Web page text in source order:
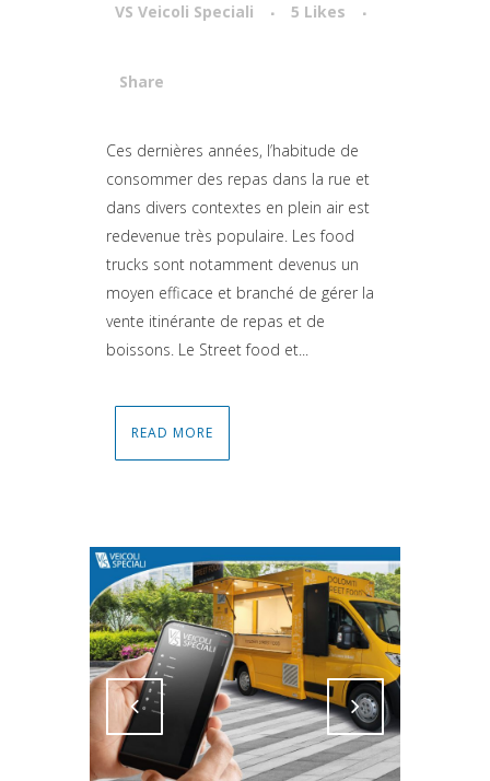
VS Veicoli Speciali 5 Likes
Share
Attiva comando
Ces dernières années, l’habitude de
consommer des repas dans la rue et
dans divers contextes en plein air est
redevenue très populaire. Les food
trucks sont notamment devenus un
moyen efficace et branché de gérer la
vente itinérante de repas et de
boissons. Le Street food et...
READ MORE
Attiva comando Attiva comando